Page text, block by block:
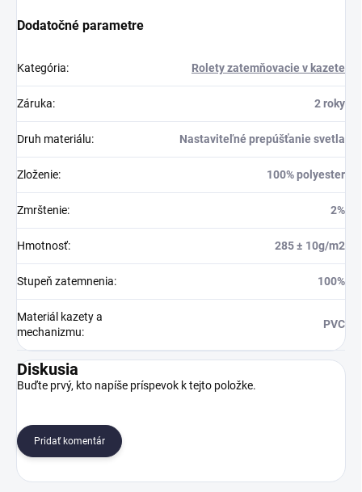
Dodatočné parametre
Kategória: Rolety zatemňovacie v kazete
Záruka: 2 roky
Druh materiálu: Nastaviteľné prepúšťanie svetla
Zloženie: 100% polyester
Zmrštenie: 2%
Hmotnosť: 285 ± 10g/m2
Stupeň zatemnenia: 100%
Materiál kazety a
mechanizmu:
PVC
Diskusia
Buďte prvý, kto napíše príspevok k tejto položke.
Pridať komentár